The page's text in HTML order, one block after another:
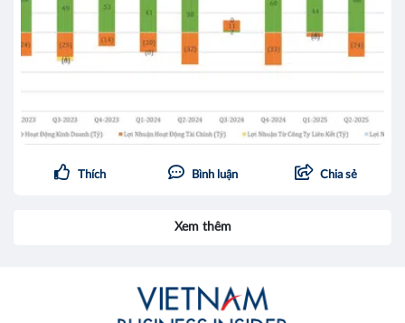
Thích Bình luận Chia sẻ
Xem thêm